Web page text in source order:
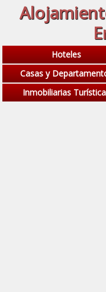
Hoteles
Casas y
Inmobiliarias